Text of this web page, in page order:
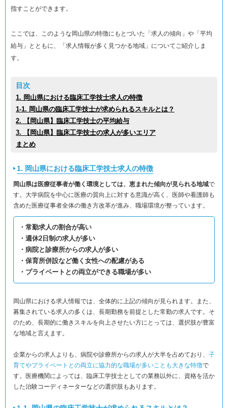
指すことができます。
ここでは、このような岡山県の特徴にもとづいた「求人の傾向」や「平均
給与」とともに、「求人情報が多く見つかる地域」についてご紹介しま
す。
目次
1. 岡山県における臨床工学技士求人の特徴
1-1. 岡山県の臨床工学技士が求められるスキルとは？
2. 【岡山県】臨床工学技士の平均給与
3. 【岡山県】臨床工学技士の求人が多いエリア
まとめ
1. 岡山県における臨床工学技士求人の特徴
岡山県は医療従事者が働く環境としては、恵まれた傾向が見られる地域で
す。大学病院を中心に医療の質向上に対する意識が高く、医師や看護師も
含めた医療従事者全体の働き方改革が進み、職場環境が整っています。
・常勤求人の割合が高い
・週休2日制の求人が多い
・病院と診療所からの求人が多い
・保育所併設など働く女性への配慮がある
・プライベートとの両立ができる職場が多い
岡山県における求人情報では、全体的に上記の傾向が見られます。また、
募集されている求人の多くは、長期勤務を前提とした常勤の求人です。そ
のため、長期的に働きスキルを向上させたい方にとっては、選択肢が豊富
な地域と言えます。
企業からの求人よりも、病院や診療所からの求人が大半を占めており、 子
育てやプライベートとの両立に協力的な職場が多いことも大きな特徴で
す。医療機関によっては、臨床工学技士としての業務以外に、資格を活か
した治験コーディネーターなどの選択肢もあります。